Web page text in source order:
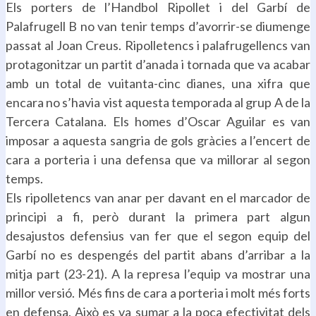
Els porters de l’Handbol Ripollet i del Garbí de
Palafrugell B no van tenir temps d’avorrir-se diumenge
passat al Joan Creus. Ripolletencs i palafrugellencs van
protagonitzar un partit d’anada i tornada que va acabar
amb un total de vuitanta-cinc dianes, una xifra que
encara no s’havia vist aquesta temporada al grup A de la
Tercera Catalana. Els homes d’Oscar Aguilar es van
imposar a aquesta sangria de gols gràcies a l’encert de
cara a porteria i una defensa que va millorar al segon
temps.
Els ripolletencs van anar per davant en el marcador de
principi a fi, però durant la primera part algun
desajustos defensius van fer que el segon equip del
Garbí no es despengés del partit abans d’arribar a la
mitja part (23-21). A la represa l’equip va mostrar una
millor versió. Més fins de cara a porteria i molt més forts
en defensa. Això es va sumar a la poca efectivitat dels